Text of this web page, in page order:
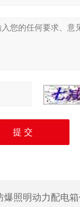
爆照明动力配电